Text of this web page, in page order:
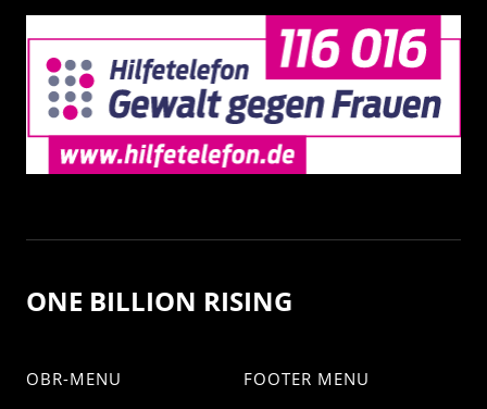
ONE BILLION RISING
OBR-MENU FOOTER MENU